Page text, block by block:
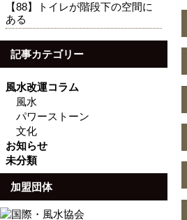
【88】トイレが階段下の空間に
ある
記事カテゴリー
風水改運コラム
風水
パワーストーン
文化
お知らせ
未分類
加盟団体